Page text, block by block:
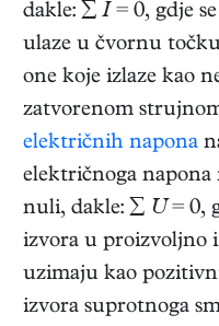
dakle: ∑ I = 0, gdje
ulaze u čvornu
one koje izlaze kao
zatvorenom
električnih napona
električnoga
nuli, dakle: ∑ U = 0,
izvora u proizvoljno
uzimaju kao
izvora suprotnoga